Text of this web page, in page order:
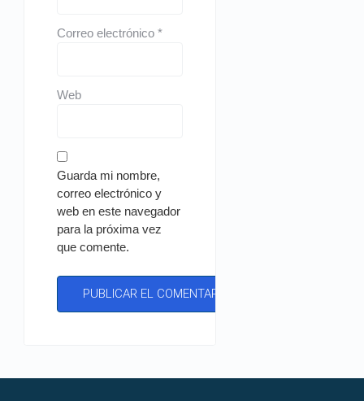
Correo electrónico*
Web
Guarda mi nombre,
correo electrónico y
web en este navegador
para la próxima vez
que comente.